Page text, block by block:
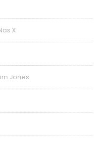
X
Jones